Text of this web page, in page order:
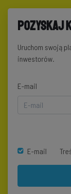
Pozyskaj
Uruchom swoją
inwestorów.
E-mail
E-mail